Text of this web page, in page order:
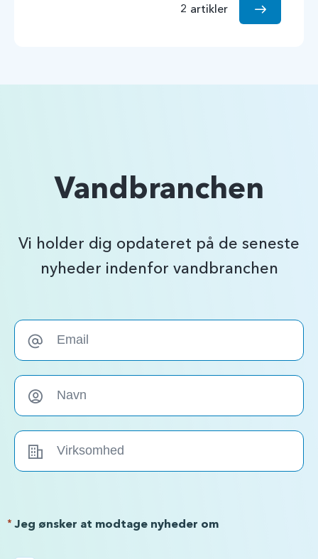
2 artikler
Vandbranchen
Vi holder dig opdateret på de seneste
nyheder indenfor vandbranchen
Jeg ønsker at modtage nyheder om
*